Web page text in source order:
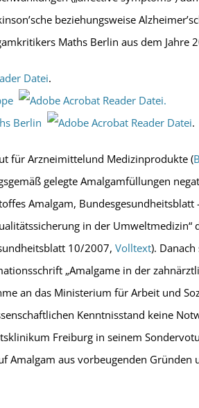
beziehungsweise
Maths Berlin aus dem Jahre
.
.
Berlin
.
für Arzneimittelund Medizinprodukte (
gelegte Amalgamfüllungen
Amalgam,
in der Umweltmedizin“
10/2007, Volltext).
„Amalgame in der
an das Ministerium für Arbeit und
Kenntnisstand keine
Freiburg in seinem
Amalgam aus vorbeugenden